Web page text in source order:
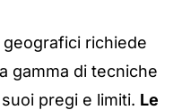
richiede
gamma di tecniche
pregi e limiti. Le